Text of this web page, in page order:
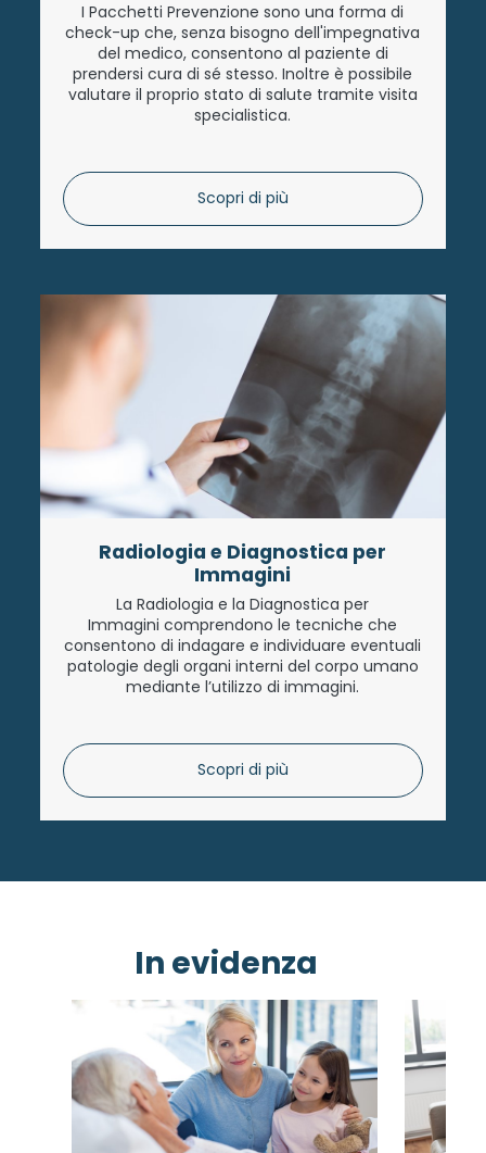
I Pacchetti Prevenzione sono una forma di
check-up che, senza bisogno dell'impegnativa
del medico, consentono al paziente di
prendersi cura di sé stesso. Inoltre è possibile
valutare il proprio stato di salute tramite visita
specialistica.
Scopri di più
Radiologia e Diagnostica per
Immagini
La Radiologia e la Diagnostica per
Immagini comprendono le tecniche che
consentono di indagare e individuare eventuali
patologie degli organi interni del corpo umano
mediante l’utilizzo di immagini.
Scopri di più
In evidenza